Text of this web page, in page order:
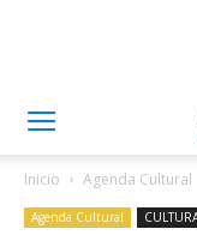
Inicio Agenda Cultural
Agenda Cultural